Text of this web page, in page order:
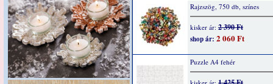
Rajzszög, 750 db, színes
kisker ár: 2 390 Ft
shop ár: 2 060 Ft
Puzzle A4 fehér